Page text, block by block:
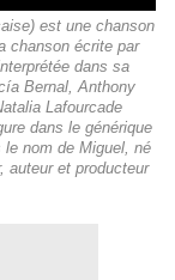
est une chanson
chanson écrite par
dans sa
Bernal, Anthony
Lafourcade
dans le générique
nom de Miguel, né
auteur et producteur